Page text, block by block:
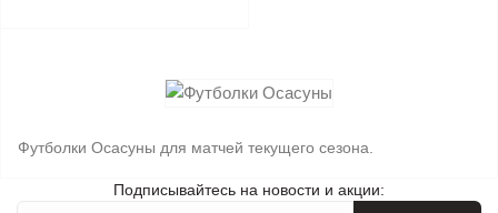
Футболки Осасуны для матчей текущего сезона.
Подписывайтесь на новости и акции: